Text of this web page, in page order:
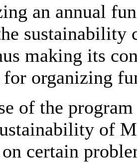
an annual
sustainability
making its
organizing
of the
of
on certain